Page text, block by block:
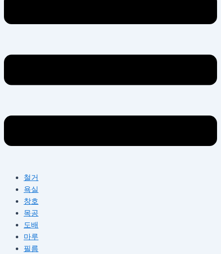
철거
욕실
창호
목공
도배
마루
필름